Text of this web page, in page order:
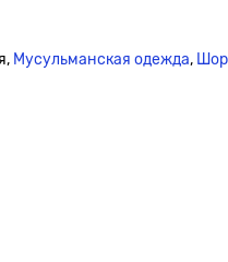
Мусульманская одежда,